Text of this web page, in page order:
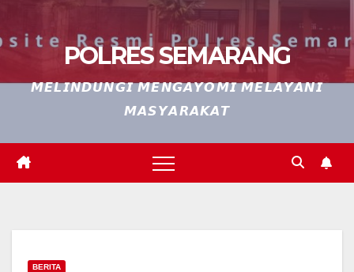
POLRES SEMARANG
𝙈𝙀𝙇𝙄𝙉𝘿𝙐𝙉𝙂𝙄 𝙈𝙀𝙉𝙂𝘼𝙔𝙊𝙈𝙄 𝙈𝙀𝙇𝘼𝙔𝘼𝙉𝙄
𝙈𝘼𝙎𝙔𝘼𝙍𝘼𝙆𝘼𝙏
BERITA